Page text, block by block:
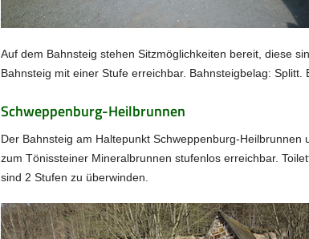
Auf dem Bahnsteig stehen Sitzmöglichkeiten bereit, diese
Bahnsteig mit einer Stufe erreichbar. Bahnsteigbelag:
Schweppenburg-Heilbrunnen
Der Bahnsteig am Haltepunkt Schweppenburg-
zum Tönissteiner Mineralbrunnen stufenlos erreichbar.
sind 2 Stufen zu überwinden.